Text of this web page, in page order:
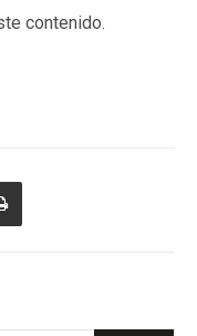
contenido.